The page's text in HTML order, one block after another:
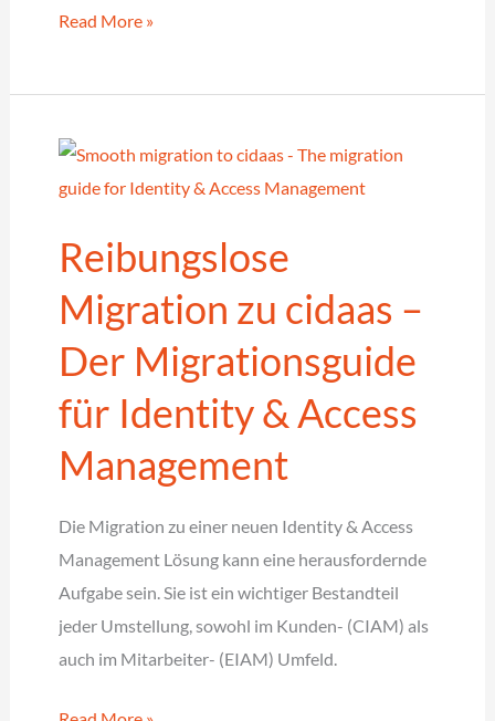
Warum
von
Benutzeridentitäten
Read More »
Reibungslose
Migration zu cidaas –
Der Migrationsguide
für Identity & Access
Management
Die Migration zu einer neuen Identity & Access
Management Lösung kann eine herausfordernde
Aufgabe sein. Sie ist ein wichtiger Bestandteil
jeder Umstellung, sowohl im Kunden- (CIAM) als
auch im Mitarbeiter- (EIAM) Umfeld.